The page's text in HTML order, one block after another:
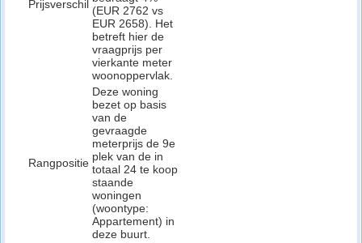
Prijsverschil (EUR 2762 vs
EUR 2658). Het
betreft hier de
vraagprijs per
vierkante meter
woonoppervlak.
Rangpositie
Deze woning
bezet op basis
van de
gevraagde
meterprijs de 9e
plek van de in
totaal 24 te koop
staande
woningen
(woontype:
Appartement) in
deze buurt.